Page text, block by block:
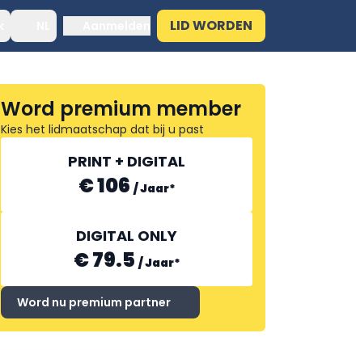
LID WORDEN
Word premium member
Kies het lidmaatschap dat bij u past
PRINT + DIGITAL
€ 106 /Jaar*
DIGITAL ONLY
€ 79.5 /Jaar*
Word nu premium partner